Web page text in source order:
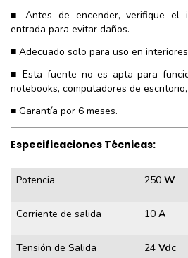
■ Antes de encender, verifique el
entrada para evitar daños.
■ Adecuado solo para uso en
■ Esta fuente no es apta para
notebooks, computadores de
■ Garantía por 6 meses.
Especificaciones Técnicas:
Potencia 250 W
Corriente de salida 10 A
Tensión de Salida 24 Vdc